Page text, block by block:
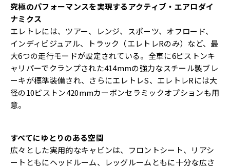
究極のパフォーマンスを実現するアクティブ・エアロダイ
ナミクス
エレトレには、ツアー、レンジ、スポーツ、オフロード、
インディビジュアル、トラック（エレトレRのみ）など、最
大6つの走行モードが設定されている。全車に6ピストンキ
ャリパーでクランプされた414mmの強力なスチール製ブレ
ーキが標準装備され、さらにエレトレS、エレトレRには大
径の10ピストン420mmカーボンセラミックオプションも用
意。
すべてにゆとりのある空間
広々とした実用的なキャビンは、フロントシート、リアシ
ートともにヘッドルーム、レッグルームともに十分な広さ